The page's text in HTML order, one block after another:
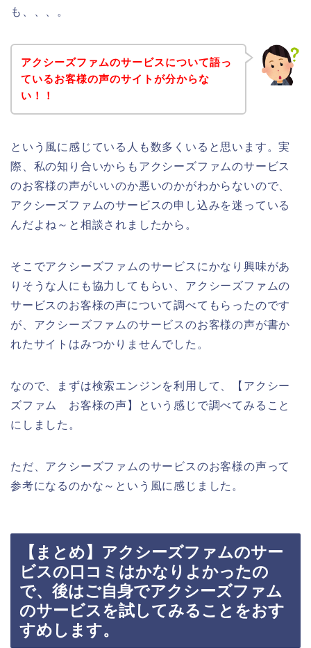
も、、、。
アクシーズファムのサービスについて語っ
ているお客様の声のサイトが分からな
い！！
という風に感じている人も数多くいると思います。実
際、私の知り合いからもアクシーズファムのサービス
のお客様の声がいいのか悪いのかがわからないので、
アクシーズファムのサービスの申し込みを迷っている
んだよね～と相談されましたから。
そこでアクシーズファムのサービスにかなり興味があ
りそうな人にも協力してもらい、アクシーズファムの
サービスのお客様の声について調べてもらったのです
が、アクシーズファムのサービスのお客様の声が書か
れたサイトはみつかりませんでした。
なので、まずは検索エンジンを利用して、【アクシー
ズファム お客様の声】という感じで調べてみること
にしました。
ただ、アクシーズファムのサービスのお客様の声って
参考になるのかな～という風に感じました。
【まとめ】アクシーズファムのサー
ビスの口コミはかなりよかったの
で、後はご自身でアクシーズファム
のサービスを試してみることをおす
すめします。